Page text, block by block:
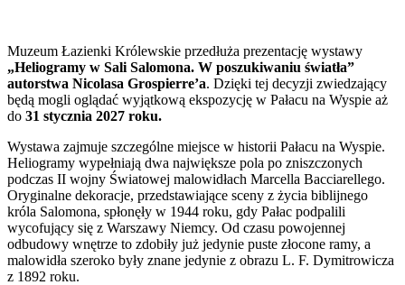
Muzeum Łazienki Królewskie przedłuża prezentację wystawy
„Heliogramy w Sali Salomona. W poszukiwaniu światła”
autorstwa Nicolasa Grospierre’a. Dzięki tej decyzji zwiedzający
będą mogli oglądać wyjątkową ekspozycję w Pałacu na Wyspie aż
do 31 stycznia 2027 roku.
Wystawa zajmuje szczególne miejsce w historii Pałacu na Wyspie.
Heliogramy wypełniają dwa największe pola po zniszczonych
podczas II wojny Światowej malowidłach Marcella Bacciarellego.
Oryginalne dekoracje, przedstawiające sceny z życia biblijnego
króla Salomona, spłonęły w 1944 roku, gdy Pałac podpalili
wycofujący się z Warszawy Niemcy. Od czasu powojennej
odbudowy wnętrze to zdobiły już jedynie puste złocone ramy, a
malowidła szeroko były znane jedynie z obrazu L. F. Dymitrowicza
z 1892 roku.